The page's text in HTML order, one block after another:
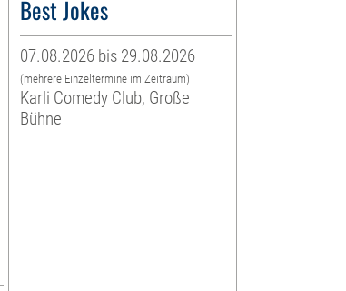
Best Jokes
07.08.2026 bis 29.08.2026
(mehrere Einzeltermine im Zeitraum)
Karli Comedy Club, Große
Bühne